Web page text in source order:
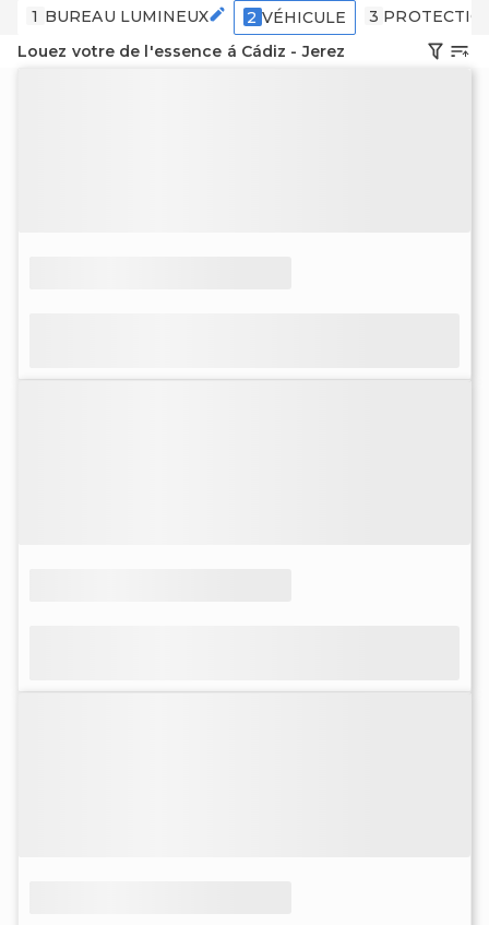
1 BUREAU LUMINEUX 2 VÉHICULE 3
Louez votre de l'essence á Cádiz - Jerez